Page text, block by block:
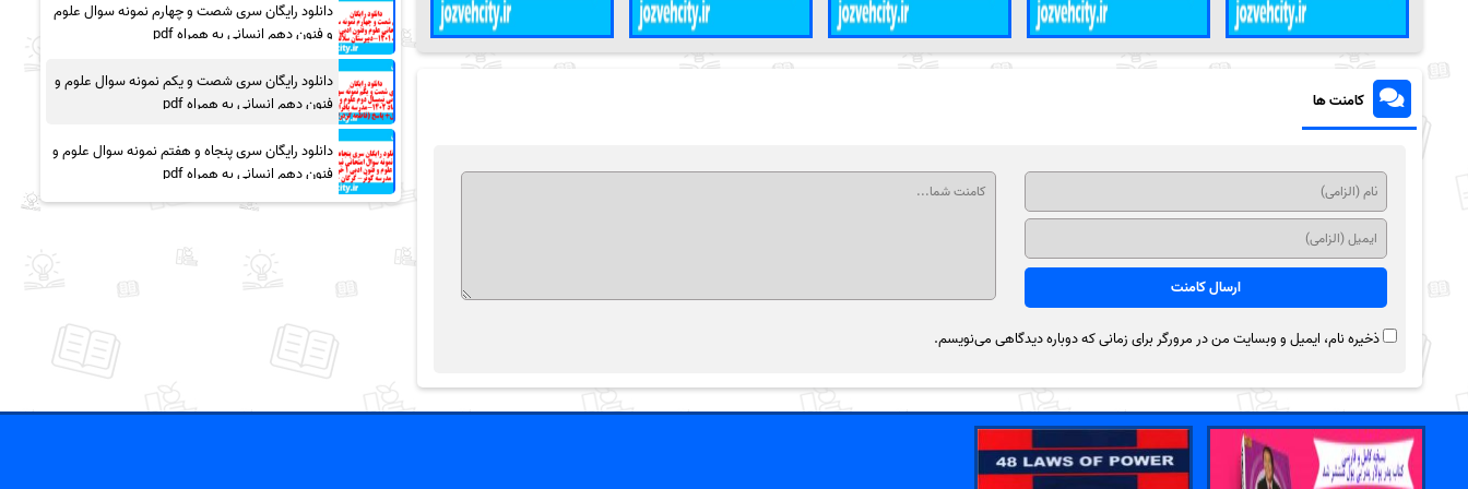
کامنت ها
ذخیره نام، ایمیل و وبسایت من در مرورگر برای زمانی که دوباره دیدگاهی می‌نویسم.
دانلود رایگان سری شصت و چهارم نمونه سوال علوم
و فنون دهم انسانی به همراه pdf
دانلود رایگان سری شصت و یکم نمونه سوال علوم و
فنون دهم انسانی به همراه pdf
دانلود رایگان سری پنجاه و هفتم نمونه سوال علوم و
فنون دهم انسانی به همراه pdf